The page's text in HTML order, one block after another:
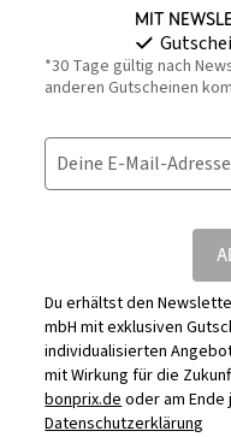
Mit
*30 Tage gültig nach
anderen Gutscheinen
Deine E-Mail-Adresse
Du erhältst den
mbH mit exklusiven
individualisierten
mit Wirkung für die
bonprix.de oder am
Datenschutzerklärung